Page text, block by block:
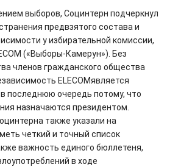
выборов, Социнтерн подчеркнул
предвзятого состава и
у избирательной комиссии,
(«Выборы-Камерун»). Без
членов гражданского общества
ELECOMявляется
последнюю очередь потому, что
назначаются президентом.
также указали на
четкий и точный список
важность единого бюллетеня,
в ходе